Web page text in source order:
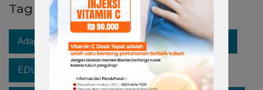
Tag
Adaptasi Kebiasaan Baru Berita RS Stella Maris
EDUKASIKESEHATAN Healthpedia